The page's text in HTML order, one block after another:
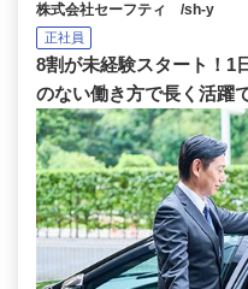
株式会社セーフティ /sh-y
正社員
8割が未経験スタート！1
のない働き方で長く活躍